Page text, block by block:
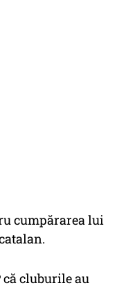
cumpărarea lui
că cluburile au